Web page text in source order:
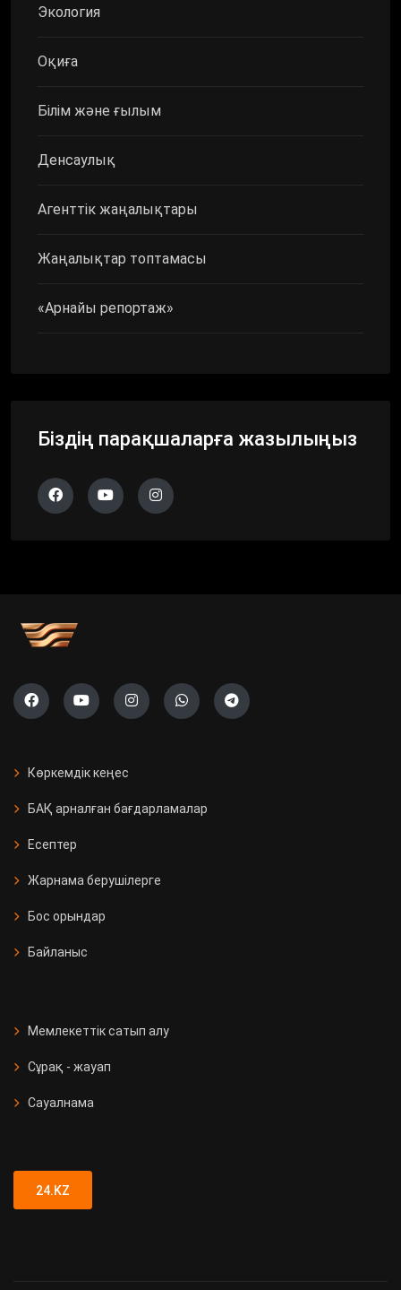
Экология
Оқиға
Білім және ғылым
Денсаулық
Агенттік жаңалықтары
Жаңалықтар топтамасы
«Арнайы репортаж»
Біздің парақшаларға жазылыңыз
Көркемдік кеңес
БАҚ арналған бағдарламалар
Есептер
Жарнама берушілерге
Бос орындар
Байланыс
Мемлекеттік сатып алу
Сұрақ - жауап
Сауалнама
24.KZ